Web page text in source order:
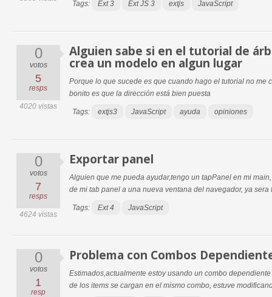
Tags: Ext 3 Ext JS 3 extjs JavaScript
0
votos
5
resps
4020 vistas
Alguien sabe si en el tutorial de
crea un modelo en algun lugar
Porque lo que sucede es que cuando hago el tutorial no me
bonito es que la dirección está bien puesta
Tags: extjs3 JavaScript ayuda opiniones
0
votos
7
resps
4624 vistas
Exportar panel
Alguien que me pueda ayudar,tengo un tapPanel en mi
de mi tab panel a una nueva ventana del navegador, ya sera
Tags: Ext 4 JavaScript
0
votos
1
resp
Problema con Combos
Estimados,actualmente estoy usando un combo
de los items se cargan en el mismo combo, estuve